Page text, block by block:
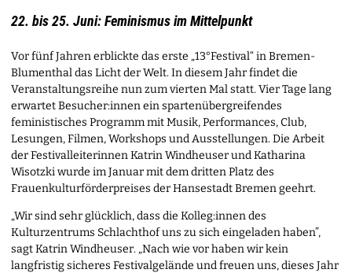
22. bis 25. Juni: Feminismus im Mittelpunkt
Vor fünf Jahren erblickte das erste „13°Festival“ in Bremen-
Blumenthal das Licht der Welt. In diesem Jahr findet die
Veranstaltungsreihe nun zum vierten Mal statt. Vier Tage lang
erwartet Besucher:innen ein spartenübergreifendes
feministisches Programm mit Musik, Performances, Club,
Lesungen, Filmen, Workshops und Ausstellungen. Die Arbeit
der Festivalleiterinnen Katrin Windheuser und Katharina
Wisotzki wurde im Januar mit dem dritten Platz des
Frauenkulturförderpreises der Hansestadt Bremen geehrt.
„Wir sind sehr glücklich, dass die Kolleg:innen des
Kulturzentrums Schlachthof uns zu sich eingeladen haben”,
sagt Katrin Windheuser. „Nach wie vor haben wir kein
langfristig sicheres Festivalgelände und freuen uns, dieses Jahr